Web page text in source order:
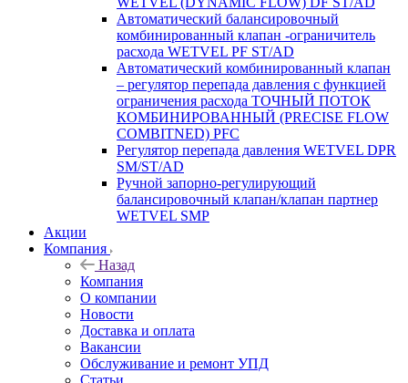
Автоматический балансировочный
комбинированный клапан -ограничитель
расхода WETVEL PF ST/AD
Автоматический комбинированный клапан
– регулятор перепада давления с функцией
ограничения расхода ТОЧНЫЙ ПОТОК
КОМБИНИРОВАННЫЙ (PRECISE FLOW
COMBIТNED) PFC
Регулятор перепада давления WETVEL DPR
SM/ST/AD
Ручной запорно-регулирующий
балансировочный клапан/клапан партнер
WETVEL SMP
Акции
Компания
Назад
Компания
О компании
Новости
Доставка и оплата
Вакансии
Обслуживание и ремонт УПД
Статьи